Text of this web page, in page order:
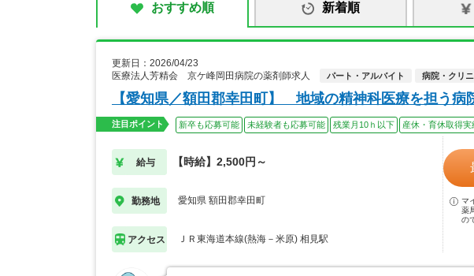
おすすめ順 新着順
更新日：2026/04/23
医療法人芳精会 京ケ峰岡田病院の薬剤師求人
パート・アルバイト 病院・クリ
【愛知県／額田郡幸田町】 地域の精神科医療を担う病
注目ポイント 新卒も応募可能 未経験者も応募可能 残業月10ｈ以下 産休・育休取得実
給与 【時給】2,500円～
勤務地 愛知県 額田郡幸田町
アクセス ＪＲ東海道本線(熱海－米原) 相見駅
マ
薬
の